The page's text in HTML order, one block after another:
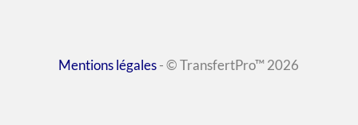
Mentions légales- © TransfertPro™ 2026